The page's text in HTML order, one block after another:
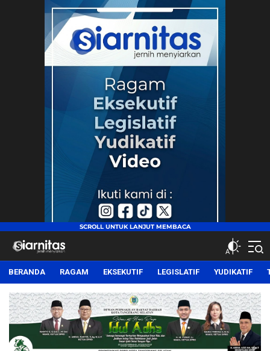
siarnitas
Jernih Menyiarkan
BERANDA RAGAM EKSEKUTIF LEGISLATIF YUDIKATIF